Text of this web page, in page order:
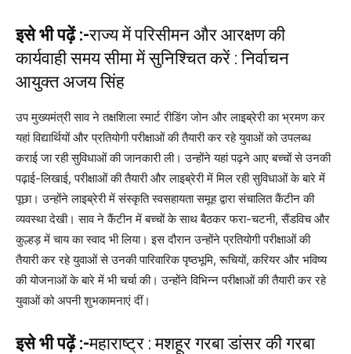
इसे भी पढ़ें :-राज्य में परिसीमन और आरक्षण की
कार्यवाही समय सीमा में सुनिश्चित करें : निर्वाचन
आयुक्त अजय सिंह
उप मुख्यमंत्री साव ने तक्षशिला स्मार्ट रीडिंग जोन और लाइब्रेरी का भ्रमण कर
यहां विद्यार्थियों और प्रतियोगी परीक्षाओं की तैयारी कर रहे युवाओं को उपलब्ध
कराई जा रही सुविधाओं की जानकारी ली। उन्होंने यहां पढ़ने आए बच्चों से उनकी
पढ़ाई-लिखाई, परीक्षाओं की तैयारी और लाइब्रेरी में मिल रही सुविधाओं के बारे में
पूछा। उन्होंने लाइब्रेरी में संस्कृति स्वसहायता समूह द्वारा संचालित कैंटीन की
व्यवस्था देखी। साव ने कैंटीन में बच्चों के साथ बैठकर फरा-चटनी, सैंडविच और
कुल्हड़ में चाय का स्वाद भी लिया। इस दौरान उन्होंने प्रतियोगी परीक्षाओं की
तैयारी कर रहे युवाओं से उनकी पारिवारिक पृष्ठभूमि, रूचियों, करियर और भविष्य
की योजनाओं के बारे में भी चर्चा की। उन्होंने विभिन्न परीक्षाओं की तैयारी कर रहे
युवाओं को अपनी शुभकामनाएं दीं।
इसे भी पढ़ें :-महाराष्ट्र : मशहूर गरबा डांसर की गरबा